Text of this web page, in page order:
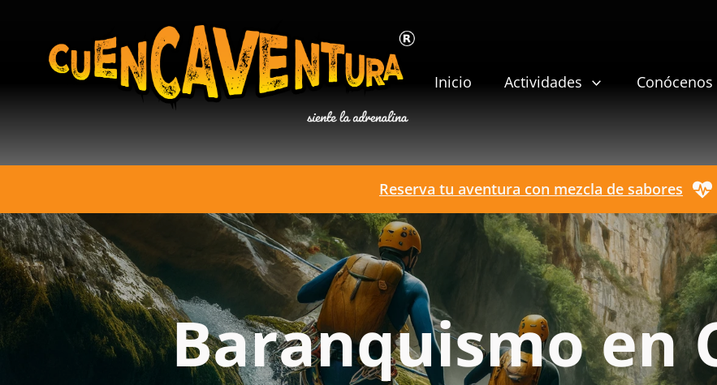
Inicio Actividades Conócenos
Reserva tu aventura con mezcla de sabores
Baranquismo en